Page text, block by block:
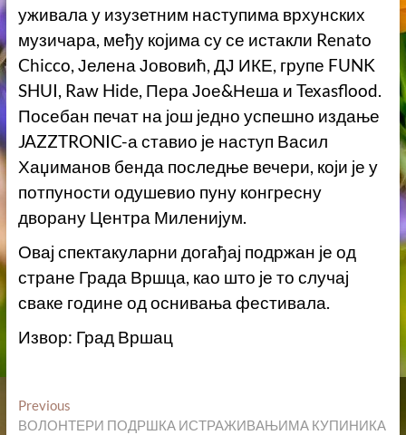
уживала у изузетним наступима врхунских
музичара, међу којима су се истакли Renato
Chicco, Јелена Јововић, ДЈ ИКЕ, групе FUNK
SHUI, Raw Hide, Пера Јое&Неша и Texasflood.
Посебан печат на још једно успешно издање
JAZZTRONIC-а ставио је наступ Васил
Хаџиманов бенда последње вечери, који је у
потпуности одушевио пуну конгресну
дворану Центра Миленијум.
Овај спектакуларни догађај подржан је од
стране Града Вршца, као што је то случај
сваке године од оснивања фестивала.
Извор: Град Вршац
Кретање
PreviousPrevious
post:
ВОЛОНТЕРИ ПОДРШКА ИСТРАЖИВАЊИМА КУПИНИКА